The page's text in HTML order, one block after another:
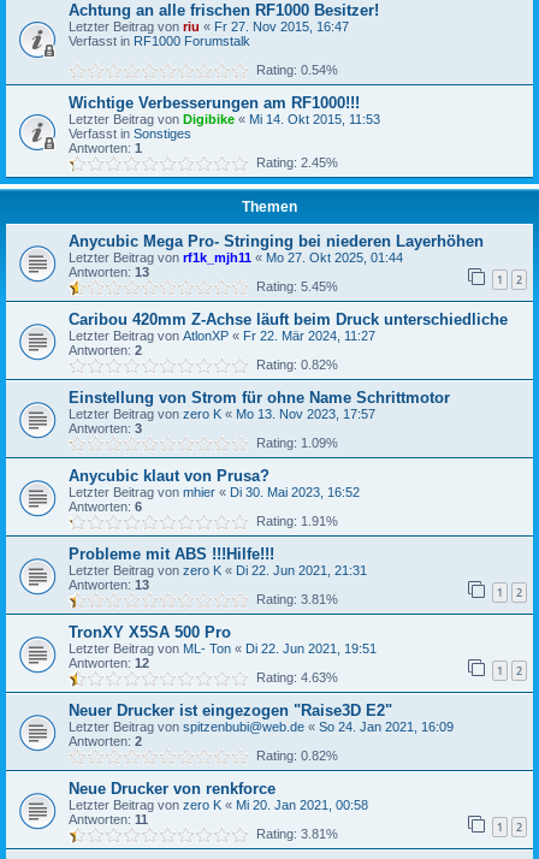
Achtung an alle frischen RF1000 Besitzer!
Letzter Beitrag von riu « Fr 27. Nov 2015, 16:47
Verfasst in RF1000 Forumstalk
Rating: 0.54%
Wichtige Verbesserungen am RF1000!!!
Letzter Beitrag von Digibike « Mi 14. Okt 2015, 11:53
Verfasst in Sonstiges
Antworten: 1
Rating: 2.45%
Themen
Anycubic Mega Pro- Stringing bei niederen Layerhöhen
Letzter Beitrag von rf1k_mjh11 « Mo 27. Okt 2025, 01:44
Antworten: 13 1 2
Rating: 5.45%
Caribou 420mm Z-Achse läuft beim Druck unterschiedliche
Letzter Beitrag von AtlonXP « Fr 22. Mär 2024, 11:27
Antworten: 2
Rating: 0.82%
Einstellung von Strom für ohne Name Schrittmotor
Letzter Beitrag von zero K « Mo 13. Nov 2023, 17:57
Antworten: 3
Rating: 1.09%
Anycubic klaut von Prusa?
Letzter Beitrag von mhier « Di 30. Mai 2023, 16:52
Antworten: 6
Rating: 1.91%
Probleme mit ABS !!!Hilfe!!!
Letzter Beitrag von zero K « Di 22. Jun 2021, 21:31
Antworten: 13 1 2
Rating: 3.81%
TronXY X5SA 500 Pro
Letzter Beitrag von ML- Ton « Di 22. Jun 2021, 19:51
Antworten: 12 1 2
Rating: 4.63%
Neuer Drucker ist eingezogen "Raise3D E2"
Letzter Beitrag von spitzenbubi@web.de « So 24. Jan 2021, 16:09
Antworten: 2
Rating: 0.82%
Neue Drucker von renkforce
Letzter Beitrag von zero K « Mi 20. Jan 2021, 00:58
Antworten: 11 1 2
Rating: 3.81%